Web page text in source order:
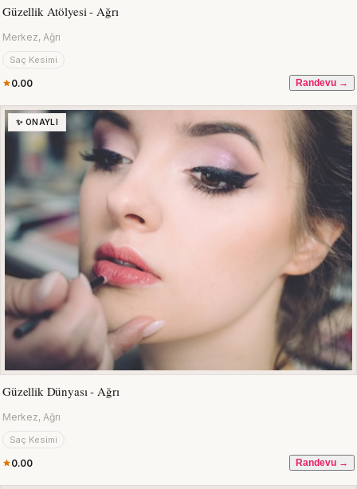
Güzellik Atölyesi - Ağrı
Merkez, Ağrı
Saç Kesimi
0.00 Randevu →
✨ ONAYLI
Güzellik Dünyası - Ağrı
Merkez, Ağrı
Saç Kesimi
0.00 Randevu →